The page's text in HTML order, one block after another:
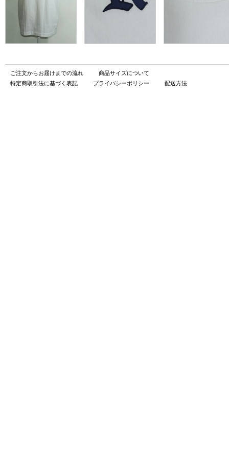
ご注文からお届けまでの流れ
商品サイズについて
特定商取引法に基づく表記
プライバシーポリシー 配送方法